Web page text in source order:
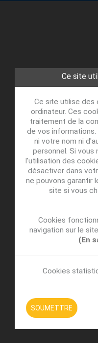
Ce site
Ce site utilise des
ordinateur. Ces
traitement de la
de vos
ni votre nom ni
personnel. Si
l'utilisation des
désactiver dans
ne pouvons garantir
site si vous
Cookies
navigation sur le
(En
Cookies
SOUMETTRE